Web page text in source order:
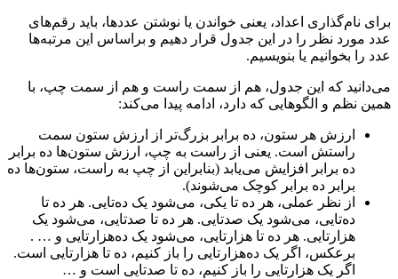
برای نام‌گذاری اعداد، یعنی خواندن یا نوشتن عددها، باید رقم‌های
عدد مورد نظر را در این جدول قرار دهیم و براساس این مرتبه‌ها
عدد را بخوانیم یا بنویسیم.
می‌دانید که این جدول، هم از سمت راست و هم از سمت چپ، با
همین نظم و الگوهایی که دارد، ادامه پیدا می‌کند:
ارزش هر ستون، ده برابر بزرگ‌تر از ارزش ستون سمت
راستش است. یعنی از راست به چپ، ارزش ستون‌ها ده برابر
ده برابر افزایش می‌یابد (بنابراین از چپ به راست، ستون‌ها ده
برابر ده برابر کوچک می‌شوند).
از نظر عملی، هر ده تا یکی، می‌شود یک ده‌تایی. هر ده تا
ده‌تایی، می‌شود یک صدتایی. هر ده تا صدتایی، می‌شود یک
هزارتایی. هر ده تا هزارتایی، می‌شود یک ده‌هزارتایی و … .
برعکس، اگر یک ده‌هزارتایی را باز کنیم، ده تا هزارتایی است.
اگر یک هزارتایی را باز کنیم، ده تا صدتایی است و …